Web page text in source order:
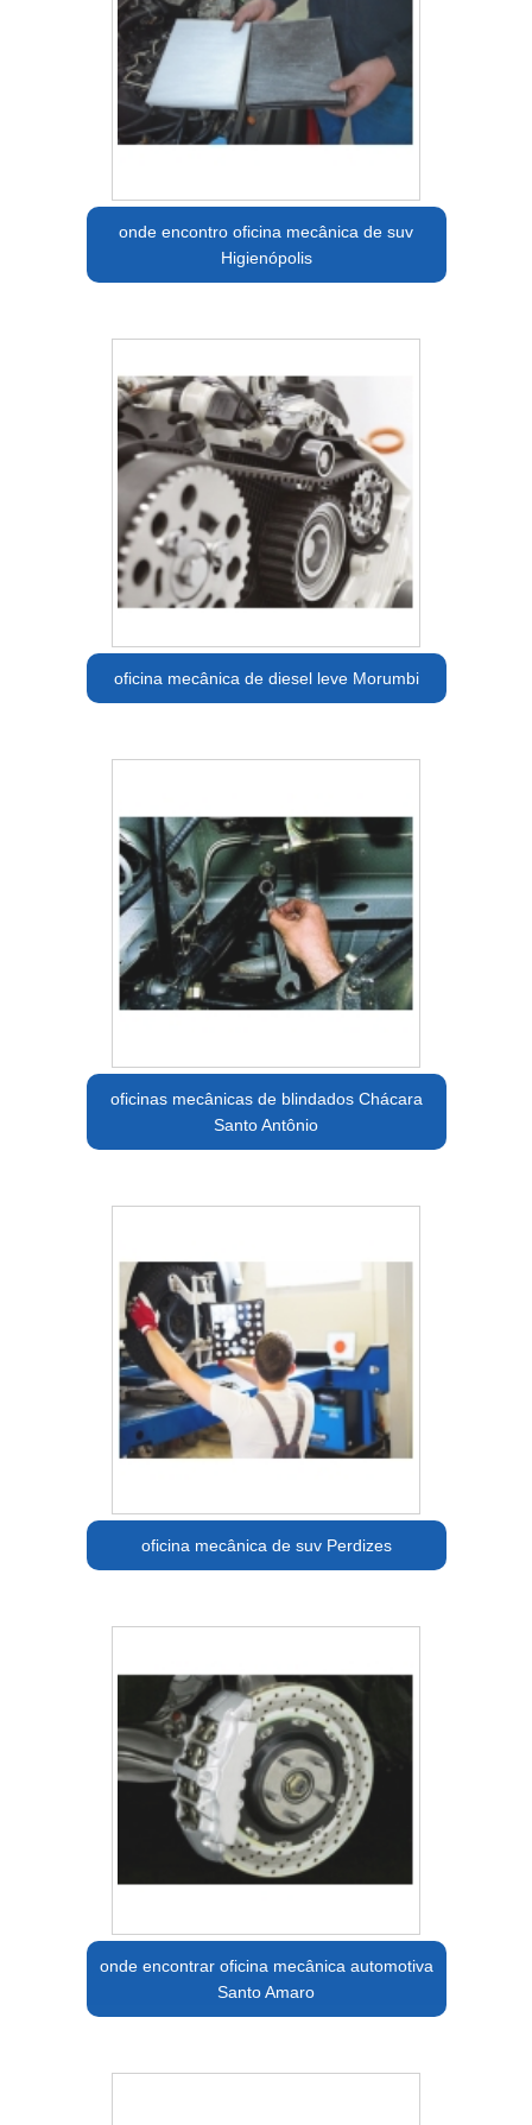
onde encontro oficina mecânica de suv
Higienópolis
oficina mecânica de diesel leve Morumbi
oficinas mecânicas de blindados Chácara
Santo Antônio
oficina mecânica de suv Perdizes
onde encontrar oficina mecânica automotiva
Santo Amaro